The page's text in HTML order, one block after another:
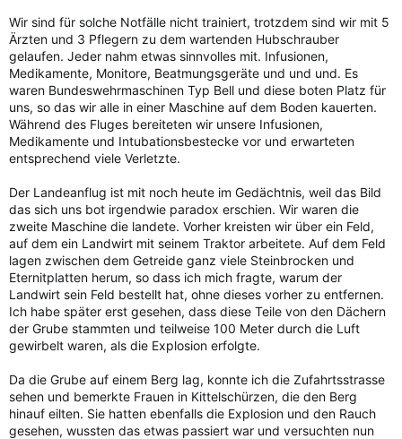
Wir sind für solche Notfälle nicht trainiert, trotzdem sind wir mit 5
Ärzten und 3 Pflegern zu dem wartenden Hubschrauber
gelaufen. Jeder nahm etwas sinnvolles mit. Infusionen,
Medikamente, Monitore, Beatmungsgeräte und und und. Es
waren Bundeswehrmaschinen Typ Bell und diese boten Platz für
uns, so das wir alle in einer Maschine auf dem Boden kauerten.
Während des Fluges bereiteten wir unsere Infusionen,
Medikamente und Intubationsbestecke vor und erwarteten
entsprechend viele Verletzte.
Der Landeanflug ist mit noch heute im Gedächtnis, weil das Bild
das sich uns bot irgendwie paradox erschien. Wir waren die
zweite Maschine die landete. Vorher kreisten wir über ein Feld,
auf dem ein Landwirt mit seinem Traktor arbeitete. Auf dem Feld
lagen zwischen dem Getreide ganz viele Steinbrocken und
Eternitplatten herum, so dass ich mich fragte, warum der
Landwirt sein Feld bestellt hat, ohne dieses vorher zu entfernen.
Ich habe später erst gesehen, dass diese Teile von den Dächern
der Grube stammten und teilweise 100 Meter durch die Luft
gewirbelt waren, als die Explosion erfolgte.
Da die Grube auf einem Berg lag, konnte ich die Zufahrtsstrasse
sehen und bemerkte Frauen in Kittelschürzen, die den Berg
hinauf eilten. Sie hatten ebenfalls die Explosion und den Rauch
gesehen, wussten das etwas passiert war und versuchten nun